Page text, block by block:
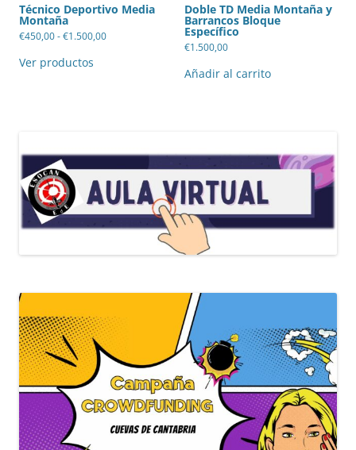
Técnico Deportivo Media
Montaña
€450,00-€1.500,00Rango
Ver productos
Doble TD Media Montaña y
Barrancos Bloque
Específico
€1.500,00
Añadir al carrito